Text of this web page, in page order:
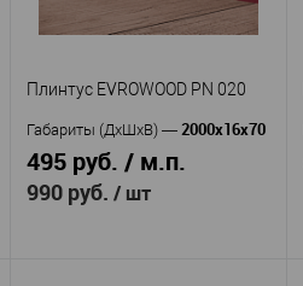
—6
Ширина, мм—20
В избранное
В наличии
Плинтус EVROWOOD PN 020
Габариты (ДхШхВ) — 2000x16x70
495 руб. / м.п.
990 руб. / шт